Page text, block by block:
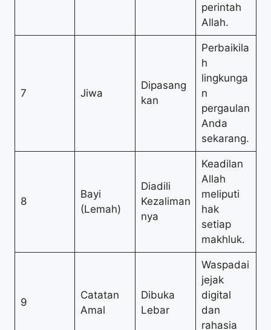
perintah
Allah.
7 Jiwa
Dipasang
kan
Perbaikila
h
lingkunga
n
pergaulan
Anda
sekarang.
8
Bayi
(Lemah)
Diadili
Kezaliman
nya
Keadilan
Allah
meliputi
hak
setiap
makhluk.
9
Catatan
Amal
Dibuka
Lebar
Waspadai
jejak
digital
dan
rahasia